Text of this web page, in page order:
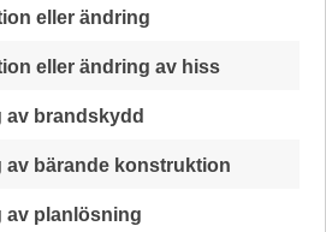
eller ändring
eller ändring av hiss
av brandskydd
av bärande konstruktion
av planlösning